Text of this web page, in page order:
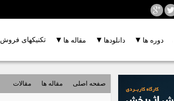
دوره ها▾ دانلودها▾ مقاله ها▾ تکنیکهای فروش
صفحه اصلی مقاله ها مقالات